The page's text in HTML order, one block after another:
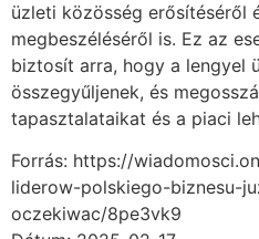
üzleti közösség erősítéséről
megbeszéléséről is. Ez az
biztosít arra, hogy a lengyel
összegyűljenek, és
tapasztalataikat és a piaci
Forrás: https://
liderow-polskiego-biznesu-
oczekiwac/8pe3vk9